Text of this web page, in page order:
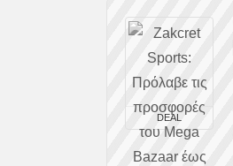
DEAL